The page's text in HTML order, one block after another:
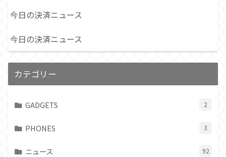
今日の決済ニュース
今日の決済ニュース
カテゴリー
GADGETS 2
PHONES 3
ニュース 92